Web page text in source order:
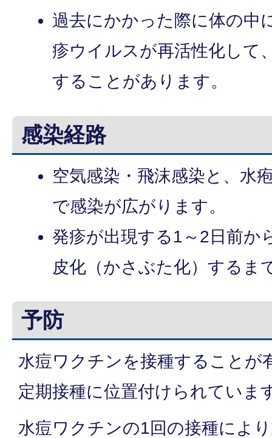
過去にかかった際に体の中
疹ウイルスが再活性化して
することがあります。
感染経路
空気感染・飛沫感染と、水
で感染が広がります。
発疹が出現する1～2日前か
皮化（かさぶた化）するま
予防
水痘ワクチンを接種することが
定期接種に位置付けられていま
水痘ワクチンの1回の接種によ